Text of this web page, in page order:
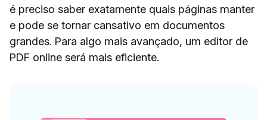
é preciso saber exatamente quais páginas manter
e pode se tornar cansativo em documentos
grandes. Para algo mais avançado, um editor de
PDF online será mais eficiente.